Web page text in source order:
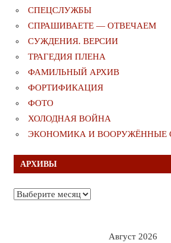
СПЕЦСЛУЖБЫ
СПРАШИВАЕТЕ — ОТВЕЧАЕМ
СУЖДЕНИЯ. ВЕРСИИ
ТРАГЕДИЯ ПЛЕНА
ФАМИЛЬНЫЙ АРХИВ
ФОРТИФИКАЦИЯ
ФОТО
ХОЛОДНАЯ ВОЙНА
ЭКОНОМИКА И ВООРУЖЁННЫЕ
АРХИВЫ
Архивы
Август 2026